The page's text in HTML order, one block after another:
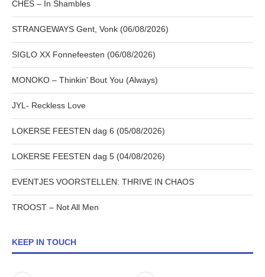
CHES – In Shambles
STRANGEWAYS Gent, Vonk (06/08/2026)
SIGLO XX Fonnefeesten (06/08/2026)
MONOKO – Thinkin’ Bout You (Always)
JYL- Reckless Love
LOKERSE FEESTEN dag 6 (05/08/2026)
LOKERSE FEESTEN dag 5 (04/08/2026)
EVENTJES VOORSTELLEN: THRIVE IN CHAOS
TROOST – Not All Men
KEEP IN TOUCH